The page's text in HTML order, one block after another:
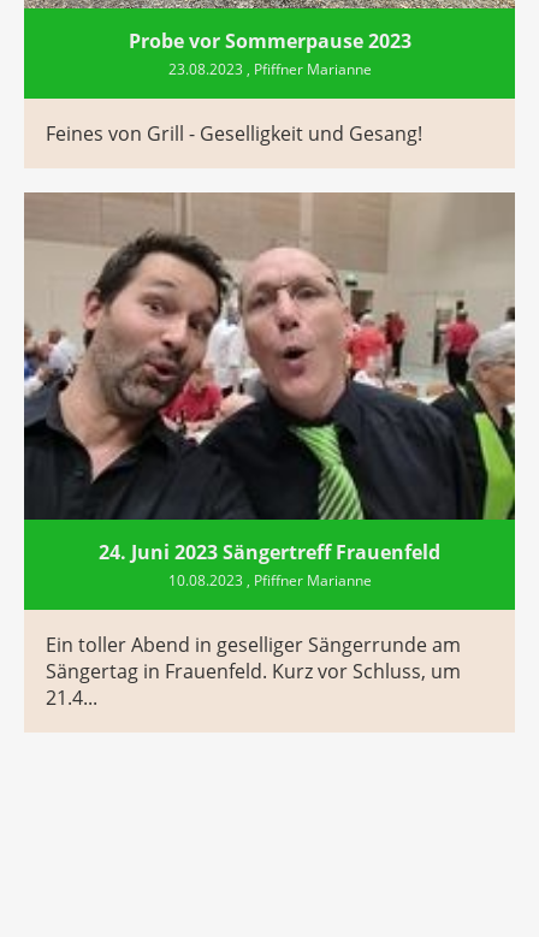
Probe vor Sommerpause 2023
23.08.2023 , Pfiffner Marianne
Feines von Grill - Geselligkeit und Gesang!
24. Juni 2023 Sängertreff Frauenfeld
10.08.2023 , Pfiffner Marianne
Ein toller Abend in geselliger Sängerrunde am
Sängertag in Frauenfeld. Kurz vor Schluss, um
21.4...